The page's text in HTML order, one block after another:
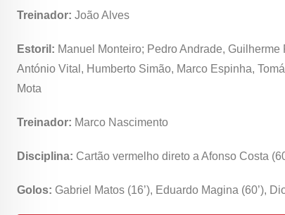
Treinador: João Alves
Estoril: Manuel Monteiro; Pedro Andrade,
António Vital, Humberto Simão, Marco Espinha,
Mota
Treinador: Marco Nascimento
Disciplina: Cartão vermelho direto a Afonso Costa
Golos: Gabriel Matos (16’), Eduardo Magina (60’),